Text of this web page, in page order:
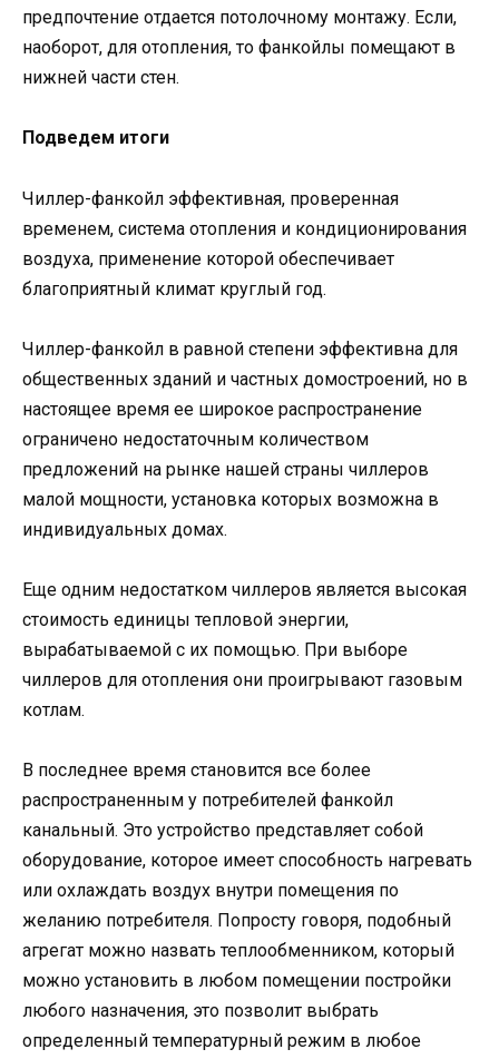
предпочтение отдается потолочному монтажу. Если,
наоборот, для отопления, то фанкойлы помещают в
нижней части стен.
Подведем итоги
Чиллер-фанкойл эффективная, проверенная
временем, система отопления и кондиционирования
воздуха, применение которой обеспечивает
благоприятный климат круглый год.
Чиллер-фанкойл в равной степени эффективна для
общественных зданий и частных домостроений, но в
настоящее время ее широкое распространение
ограничено недостаточным количеством
предложений на рынке нашей страны чиллеров
малой мощности, установка которых возможна в
индивидуальных домах.
Еще одним недостатком чиллеров является высокая
стоимость единицы тепловой энергии,
вырабатываемой с их помощью. При выборе
чиллеров для отопления они проигрывают газовым
котлам.
В последнее время становится все более
распространенным у потребителей фанкойл
канальный. Это устройство представляет собой
оборудование, которое имеет способность нагревать
или охлаждать воздух внутри помещения по
желанию потребителя. Попросту говоря, подобный
агрегат можно назвать теплообменником, который
можно установить в любом помещении постройки
любого назначения, это позволит выбрать
определенный температурный режим в любое